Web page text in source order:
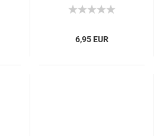
6,95 EUR